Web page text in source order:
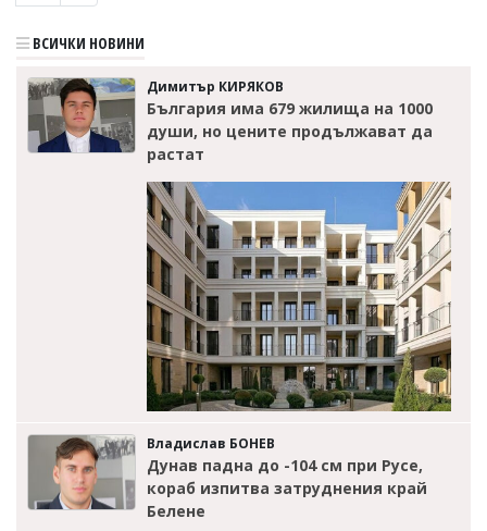
ВСИЧКИ НОВИНИ
Димитър КИРЯКОВ
България има 679 жилища на 1000
души, но цените продължават да
растат
Владислав БОНЕВ
Дунав падна до -104 см при Русе,
кораб изпитва затруднения край
Белене